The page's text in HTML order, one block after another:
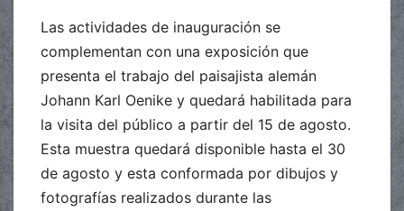
Las actividades de inauguración se
complementan con una exposición que
presenta el trabajo del paisajista alemán
Johann Karl Oenike y quedará habilitada para
la visita del público a partir del 15 de agosto.
Esta muestra quedará disponible hasta el 30
de agosto y esta conformada por dibujos y
fotografías realizados durante las